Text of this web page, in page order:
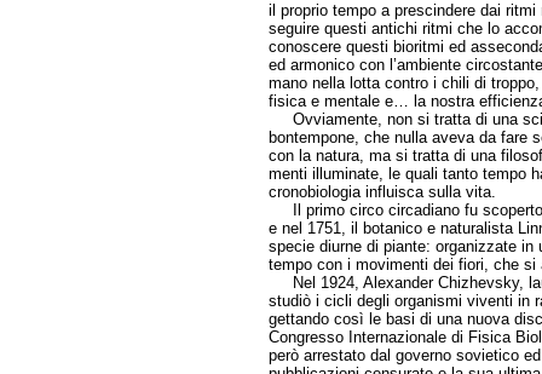
il proprio tempo a prescindere dai
seguire questi antichi ritmi che lo
conoscere questi bioritmi ed
ed armonico con l’ambiente
mano nella lotta contro i chili di
fisica e mentale e… la nostra
Ovviamente, non si tratta di una
bontempone, che nulla aveva da fare
con la natura, ma si tratta di una
menti illuminate, le quali tanto tempo
cronobiologia influisca sulla vita.
Il primo circo circadiano fu
e nel 1751, il botanico e naturalista
specie diurne di piante: organizzate
tempo con i movimenti dei fiori, che si
Nel 1924, Alexander Chizhevsky,
studiò i cicli degli organismi viventi in
gettando così le basi di una nuova
Congresso Internazionale di Fisica
però arrestato dal governo sovietico